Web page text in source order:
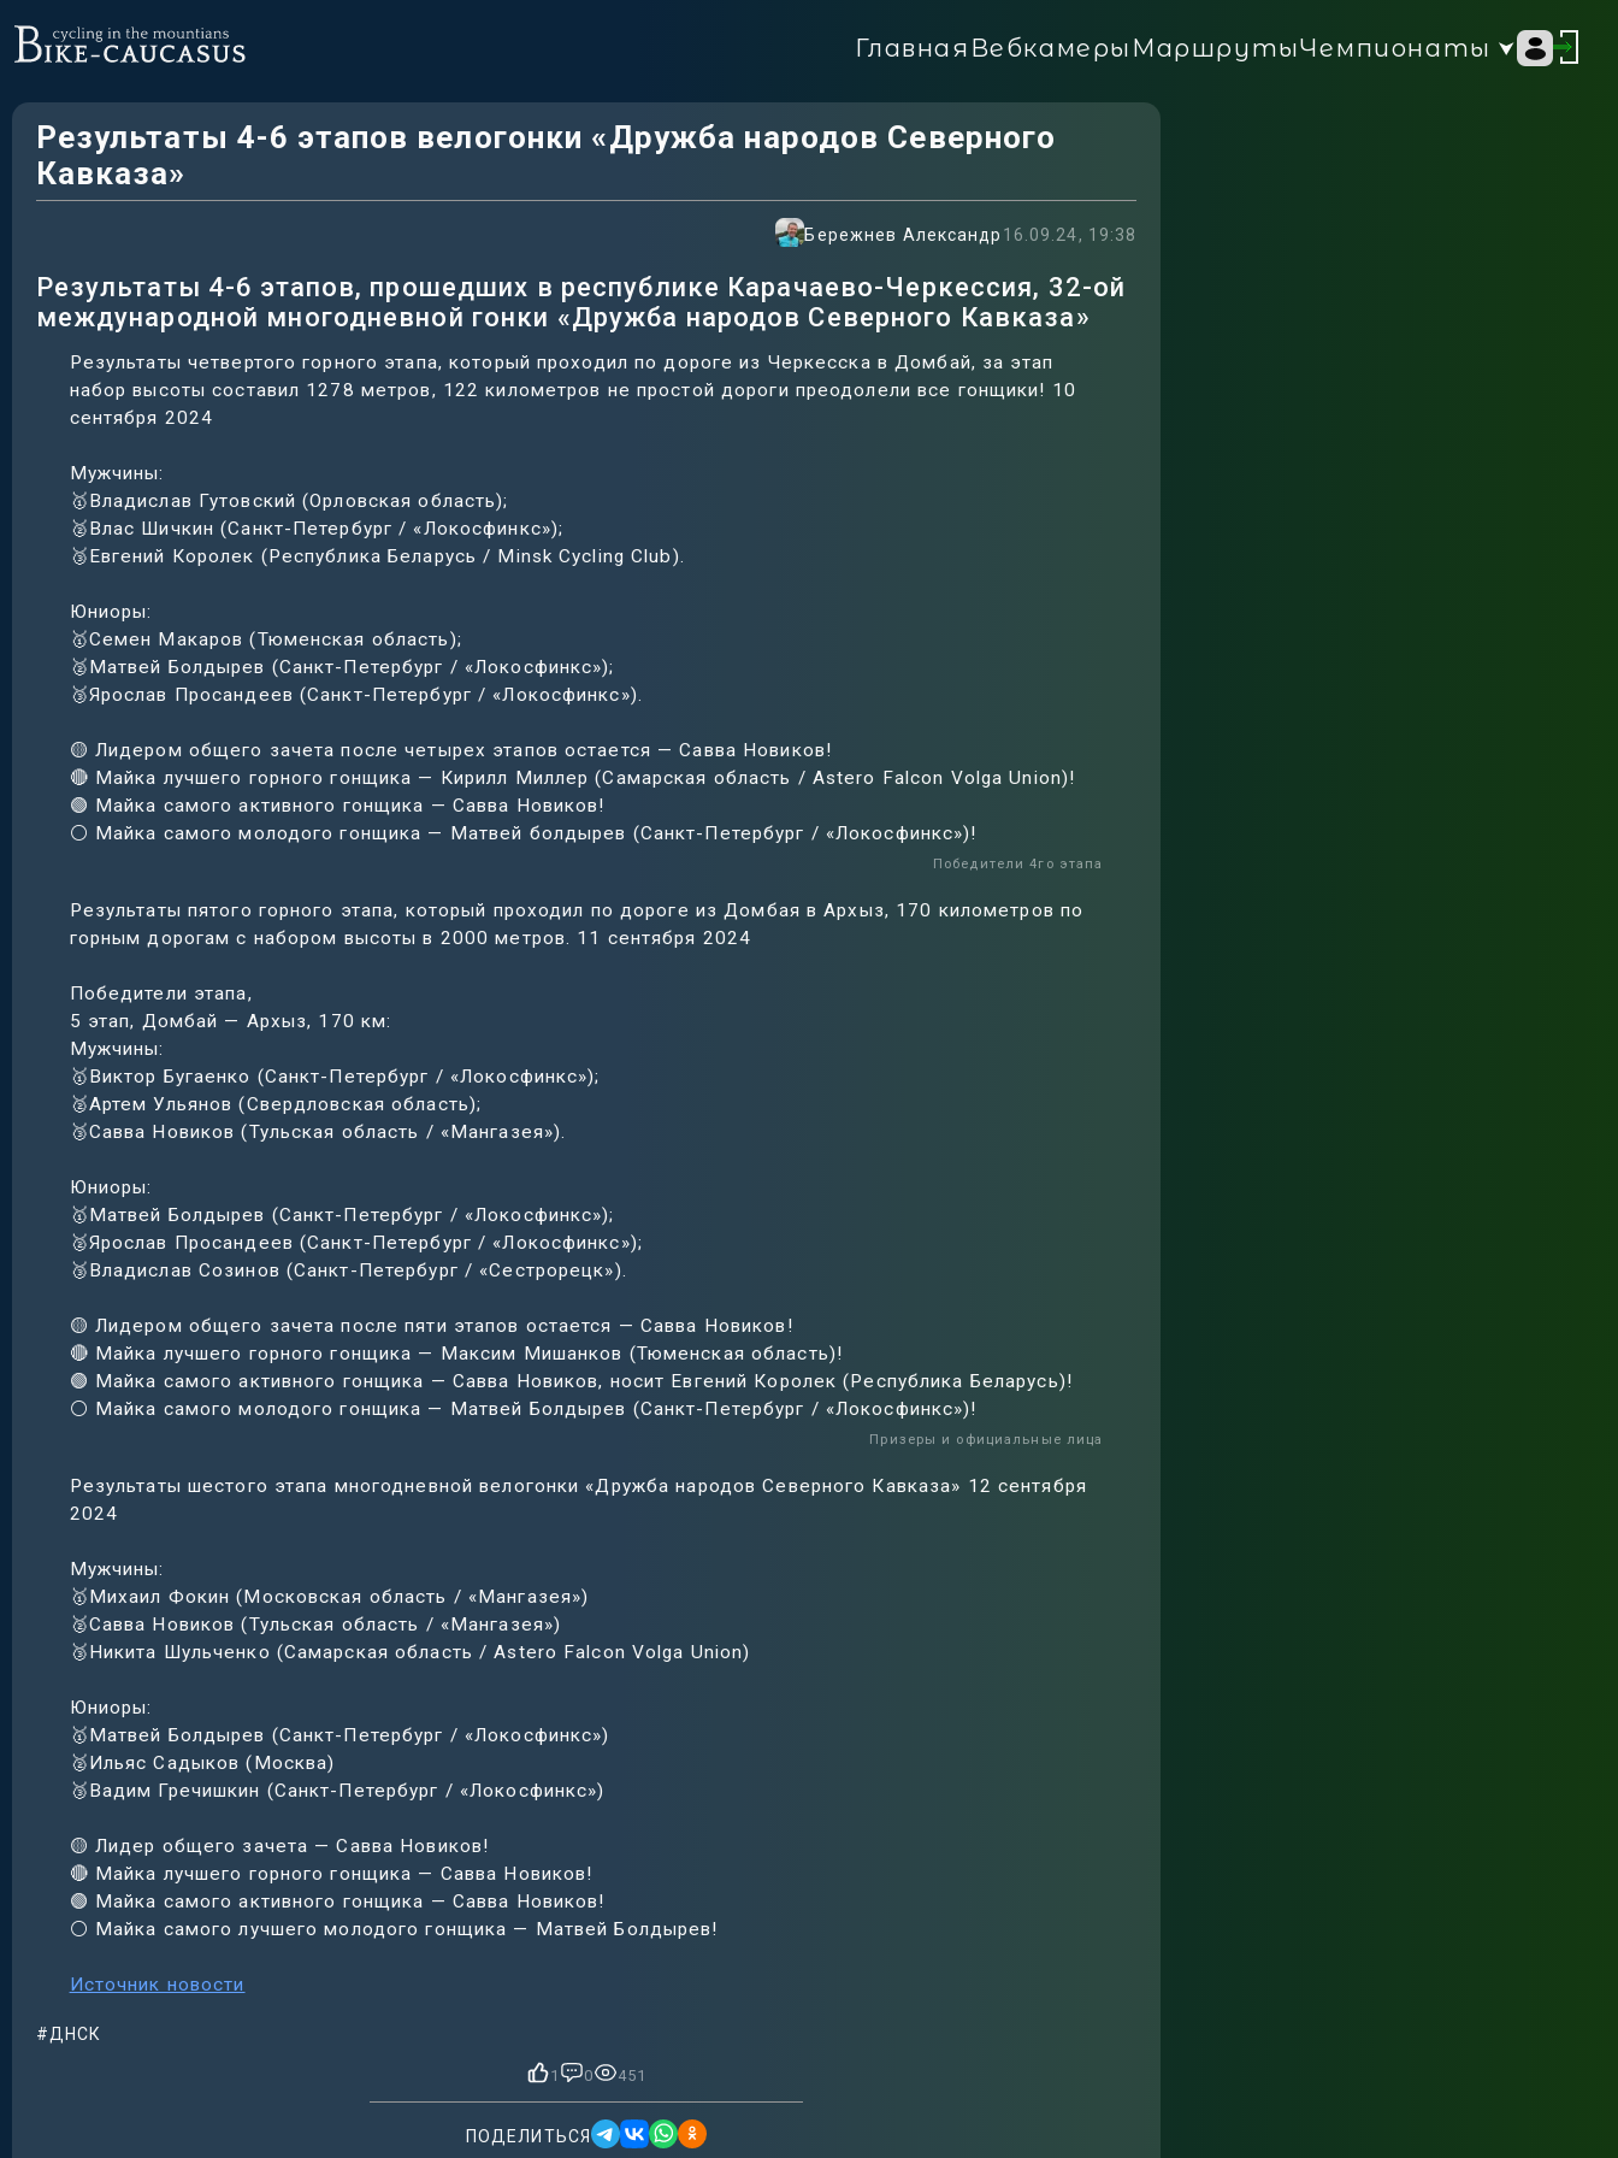
Главная Вебкамеры МаршрутыЧемпионаты
Результаты 4-6 этапов велогонки «Дружба народов Северного
Кавказа»
Бережнев Александр 16.09.24, 19:38
Результаты 4-6 этапов, прошедших в республике Карачаево-Черкессия, 32-ой
международной многодневной гонки «Дружба народов Северного Кавказа»
Результаты четвертого горного этапа, который проходил по дороге из Черкесска в Домбай, за этап
набор высоты составил 1278 метров, 122 километров не простой дороги преодолели все гонщики! 10
сентября 2024
Мужчины:
🥇Владислав Гутовский (Орловская область);
🥈Влас Шичкин (Санкт-Петербург / «Локосфинкс»);
🥉Евгений Королек (Республика Беларусь / Minsk Cycling Club).
Юниоры:
🥇Семен Макаров (Тюменская область);
🥈Матвей Болдырев (Санкт-Петербург / «Локосфинкс»);
🥉Ярослав Просандеев (Санкт-Петербург / «Локосфинкс»).
🟡 Лидером общего зачета после четырех этапов остается — Савва Новиков!
🔴 Майка лучшего горного гонщика — Кирилл Миллер (Самарская область / Astero Falcon Volga Union)!
🟢 Майка самого активного гонщика — Савва Новиков!
⚪️ Майка самого молодого гонщика — Матвей болдырев (Санкт-Петербург / «Локосфинкс»)!
Победители 4го этапа
Результаты пятого горного этапа, который проходил по дороге из Домбая в Архыз, 170 километров по
горным дорогам с набором высоты в 2000 метров. 11 сентября 2024
Победители этапа,
5 этап, Домбай — Архыз, 170 км:
Мужчины:
🥇Виктор Бугаенко (Санкт-Петербург / «Локосфинкс»);
🥈Артем Ульянов (Свердловская область);
🥉Савва Новиков (Тульская область / «Мангазея»).
Юниоры:
🥇Матвей Болдырев (Санкт-Петербург / «Локосфинкс»);
🥈Ярослав Просандеев (Санкт-Петербург / «Локосфинкс»);
🥉Владислав Созинов (Санкт-Петербург / «Сестрорецк»).
🟡 Лидером общего зачета после пяти этапов остается — Савва Новиков!
🔴 Майка лучшего горного гонщика — Максим Мишанков (Тюменская область)!
🟢 Майка самого активного гонщика — Савва Новиков, носит Евгений Королек (Республика Беларусь)!
⚪️ Майка самого молодого гонщика — Матвей Болдырев (Санкт-Петербург / «Локосфинкс»)!
Призеры и официальные лица
Результаты шестого этапа многодневной велогонки «Дружба народов Северного Кавказа» 12 сентября
2024
Мужчины:
🥇Михаил Фокин (Московская область / «Мангазея»)
🥈Савва Новиков (Тульская область / «Мангазея»)
🥉Никита Шульченко (Самарская область / Astero Falcon Volga Union)
Юниоры:
🥇Матвей Болдырев (Санкт-Петербург / «Локосфинкс»)
🥈Ильяс Садыков (Москва)
🥉Вадим Гречишкин (Санкт-Петербург / «Локосфинкс»)
🟡 Лидер общего зачета — Савва Новиков!
🔴 Майка лучшего горного гонщика — Савва Новиков!
🟢 Майка самого активного гонщика — Савва Новиков!
⚪️ Майка самого лучшего молодого гонщика — Матвей Болдырев!
Источник новости
#ДНСК
1 0 451
ПОДЕЛИТЬСЯ